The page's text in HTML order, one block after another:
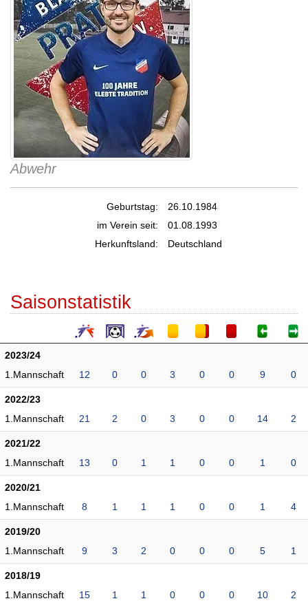
Abwehr
Geburtstag:
26.10.1984
im Verein seit:
01.08.1993
Herkunftsland:
Deutschland
Saisonstatistik
2023/24
1.Mannschaft
12 0 0 3 0 0 9 0
2022/23
1.Mannschaft
21 2 0 3 0 0 14 2
2021/22
1.Mannschaft
13 0 1 1 0 0 1 0
2020/21
1.Mannschaft
8 1 1 1 0 0 1 4
2019/20
1.Mannschaft
9 3 2 0 0 0 5 1
2018/19
1.Mannschaft
15 1 1 0 0 0 10 2